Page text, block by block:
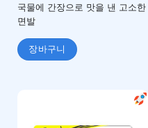
국물에 간장으로 맛을 낸 고소한
면발
장바구니